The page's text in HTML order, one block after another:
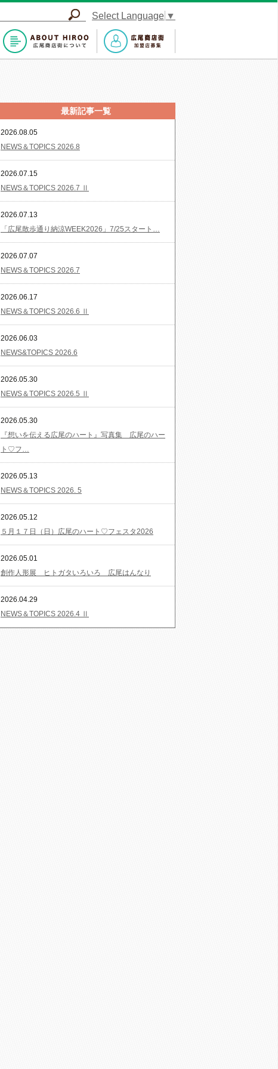
Select Language ▼
最新記事一覧
2026.08.05
NEWS＆TOPICS 2026.8
2026.07.15
NEWS＆TOPICS 2026.7 Ⅱ
2026.07.13
「広尾散歩通り納涼WEEK2026」7/25スタート…
2026.07.07
NEWS＆TOPICS 2026.7
2026.06.17
NEWS＆TOPICS 2026.6 Ⅱ
2026.06.03
NEWS&TOPICS 2026.6
2026.05.30
NEWS＆TOPICS 2026.5 Ⅱ
2026.05.30
『想いを伝える広尾のハート』写真集 広尾のハー
ト♡フ…
2026.05.13
NEWS＆TOPICS 2026. 5
2026.05.12
５月１７日（日）広尾のハート♡フェスタ2026
2026.05.01
創作人形展 ヒトガタいろいろ 広尾はんなり
2026.04.29
NEWS＆TOPICS 2026.4 Ⅱ